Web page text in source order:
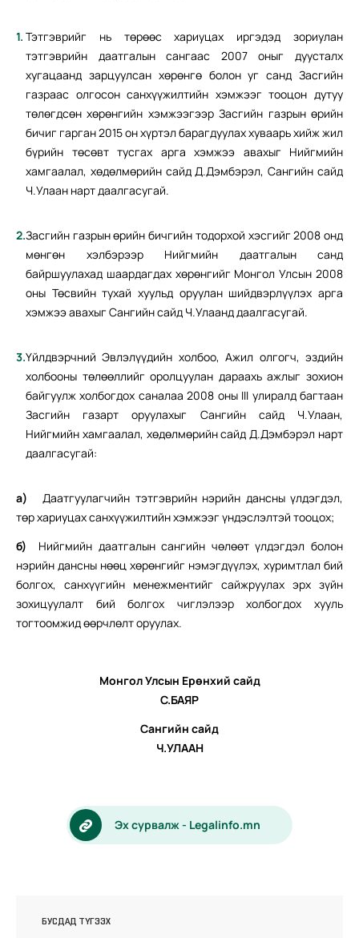
Тэтгэврийг нь төрөөс хариуцах иргэдэд зориулан
тэтгэврийн даатгалын сангаас 2007 оныг дуусталх
хугацаанд зарцуулсан хөрөнгө болон уг санд Засгийн
газраас олгосон санхүүжилтийн хэмжээг тооцон дутуу
төлөгдсөн хөрөнгийн хэмжээгээр Засгийн газрын өрийн
бичиг гарган 2015 он хүртэл барагдуулах хуваарь хийж жил
бүрийн төсөвт тусгах арга хэмжээ авахыг Нийгмийн
хамгаалал, хөдөлмөрийн сайд Д.Дэмбэрэл, Сангийн сайд
Ч.Улаан нарт даалгасугай.
Засгийн газрын өрийн бичгийн тодорхой хэсгийг 2008 онд
мөнгөн хэлбэрээр Нийгмийн даатгалын санд
байршуулахад шаардагдах хөрөнгийг Монгол Улсын 2008
оны Төсвийн тухай хуульд оруулан шийдвэрлүүлэх арга
хэмжээ авахыг Сангийн сайд Ч.Улаанд даалгасугай.
Үйлдвэрчний Эвлэлүүдийн холбоо, Ажил олгогч, эздийн
холбооны төлөөллийг оролцуулан дараахь ажлыг зохион
байгуулж холбогдох саналаа 2008 оны III улиралд багтаан
Засгийн газарт оруулахыг Сангийн сайд Ч.Улаан,
Нийгмийн хамгаалал, хөдөлмөрийн сайд Д.Дэмбэрэл нарт
даалгасугай:
а) Даатгуулагчийн тэтгэврийн нэрийн дансны үлдэгдэл,
төр хариуцах санхүүжилтийн хэмжээг үндэслэлтэй тооцох;
б) Нийгмийн даатгалын сангийн чөлөөт үлдэгдэл болон
нэрийн дансны нөөц хөрөнгийг нэмэгдүүлэх, хуримтлал бий
болгох, санхүүгийн менежментийг сайжруулах эрх зүйн
зохицуулалт бий болгох чиглэлээр холбогдох хууль
тогтоомжид өөрчлөлт оруулах.
Монгол Улсын Ерөнхий сайд
С.БАЯР
Сангийн сайд
Ч.УЛААН
Эх сурвалж - Legalinfo.mn
БУСДАД ТҮГЭЭХ